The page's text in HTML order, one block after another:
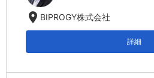
location_on BIPROGY株式会社
詳細